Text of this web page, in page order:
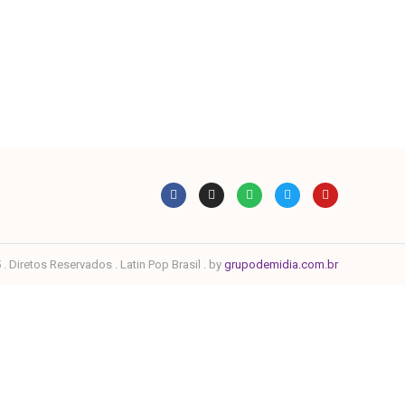
. Diretos Reservados . Latin Pop Brasil . by grupodemidia.com.br